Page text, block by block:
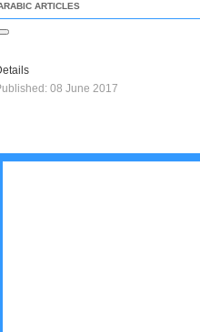
ARTICLES
08 June 2017